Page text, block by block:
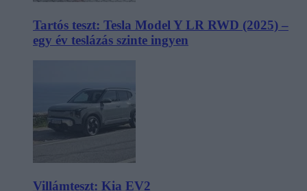
Tartós teszt: Tesla Model Y LR RWD (2025) –
egy év teslázás szinte ingyen
Villámteszt: Kia EV2